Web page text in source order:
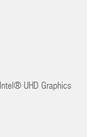
UHD Graphics